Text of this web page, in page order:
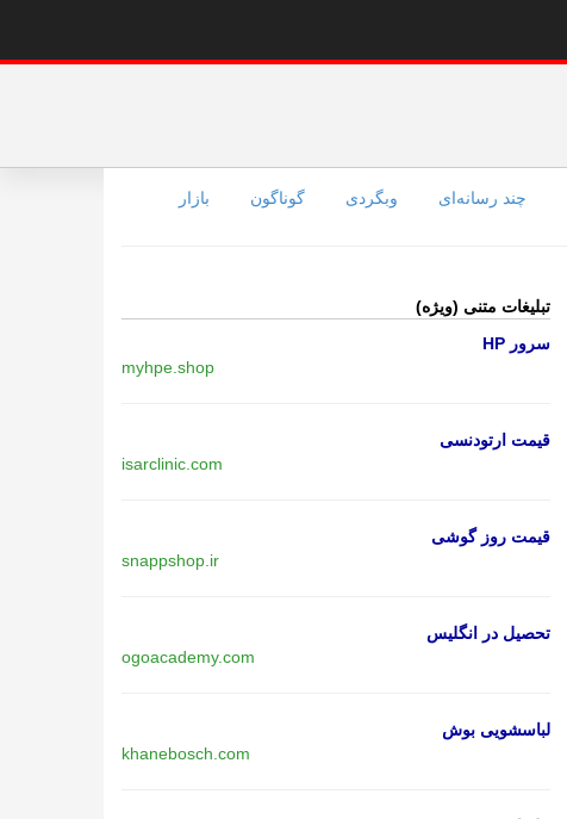
چند رسانه‌ای وبگردی گوناگون بازار
تبلیغات متنی (ویژه)
سرور HP
myhpe.shop
قیمت ارتودنسی
isarclinic.com
قیمت روز گوشی
snappshop.ir
تحصیل در انگلیس
ogoacademy.com
لباسشویی بوش
khanebosch.com